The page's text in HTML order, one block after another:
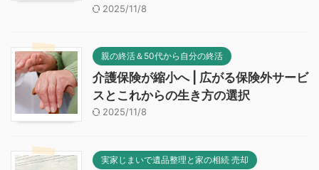
2025/11/8
親の終活＆50代から自分の終活
介護保険が縮小へ | 広がる保険外サービ
スとこれからの生き方の選択
2025/11/8
実家じまいで遺品整理と家の相続 売却